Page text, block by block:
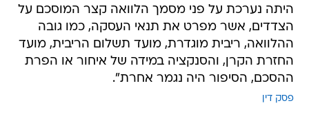
היתה נערכת על פני מסמך הלוואה קצר המוסכם על
הצדדים, אשר מפרט את תנאי העסקה, כמו גובה
ההלוואה, ריבית מוגדרת, מועד תשלום הריבית, מועד
החזרת הקרן, והסנקציה במידה של איחור או הפרת
ההסכם, הסיפור היה נגמר אחרת".
פסק דין